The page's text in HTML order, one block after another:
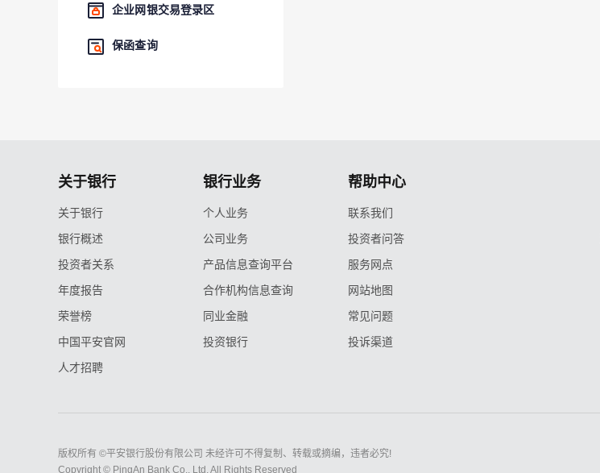
企业网银交易登录区
保函查询
关于银行
关于银行
银行概述
投资者关系
年度报告
荣誉榜
中国平安官网
人才招聘
银行业务
个人业务
公司业务
产品信息查询平台
合作机构信息查询
同业金融
投资银行
帮助中心
联系我们
投资者问答
服务网点
网站地图
常见问题
投诉渠道
版权所有 ©平安银行股份有限公司 未经许可不得复制、转载或摘编，违者必究!
Copyright © PingAn Bank Co., Ltd. All Rights Reserved